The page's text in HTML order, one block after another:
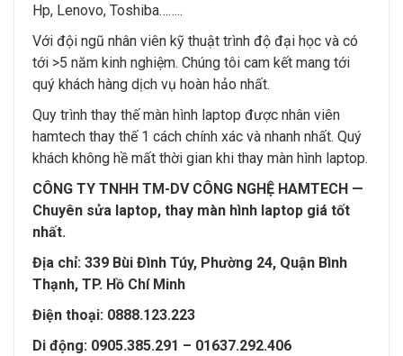
Hp, Lenovo, Toshiba……..
Với đội ngũ nhân viên kỹ thuật trình độ đại học và có
tới >5 năm kinh nghiệm. Chúng tôi cam kết mang tới
quý khách hàng dịch vụ hoàn hảo nhất.
Quy trình thay thế màn hình laptop được nhân viên
hamtech thay thế 1 cách chính xác và nhanh nhất. Quý
khách không hề mất thời gian khi thay màn hình laptop.
CÔNG TY TNHH TM-DV CÔNG NGHỆ HAMTECH —
Chuyên sửa laptop, thay màn hình laptop giá tốt
nhất.
Địa chỉ: 339 Bùi Đình Túy, Phường 24, Quận Bình
Thạnh, TP. Hồ Chí Minh
Điện thoại: 0888.123.223
Di động: 0905.385.291 – 01637.292.406